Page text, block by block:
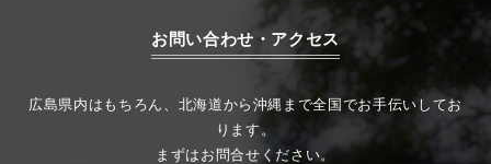
お問い合わせ・アクセス
広島県内はもちろん、北海道から沖縄まで全国でお手伝いしてお
ります。
まずはお問合せください。